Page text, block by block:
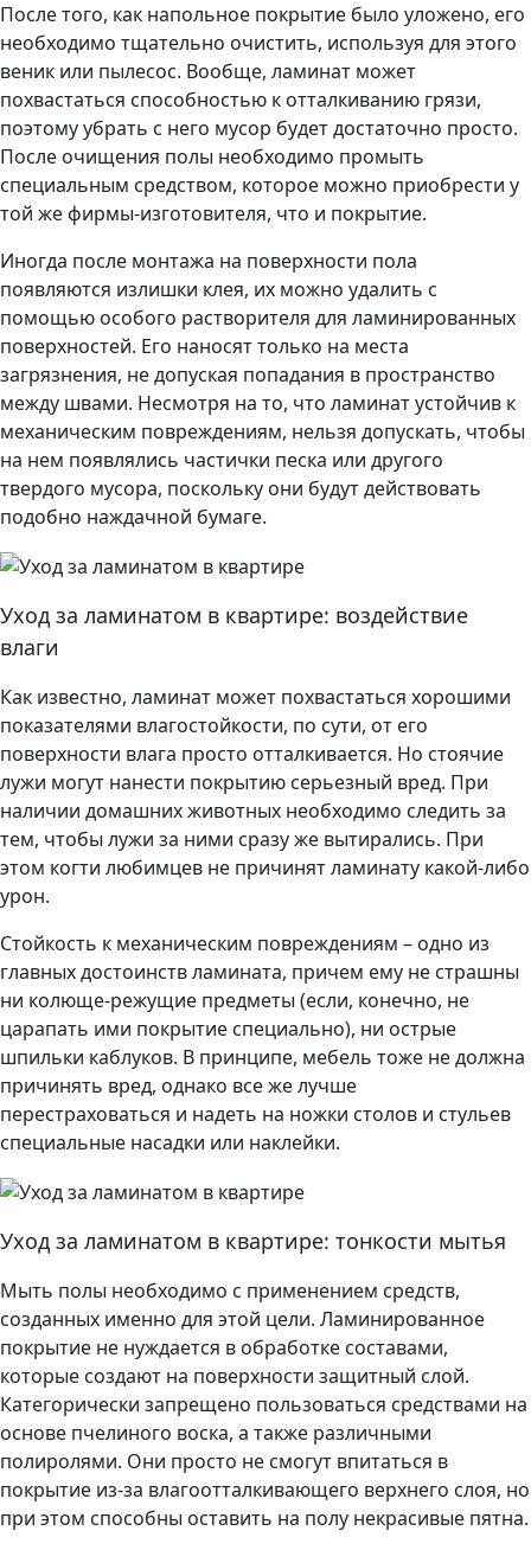
После того, как напольное покрытие было уложено, его
необходимо тщательно очистить, используя для этого
веник или пылесос. Вообще, ламинат может
похвастаться способностью к отталкиванию грязи,
поэтому убрать с него мусор будет достаточно просто.
После очищения полы необходимо промыть
специальным средством, которое можно приобрести у
той же фирмы-изготовителя, что и покрытие.
Иногда после монтажа на поверхности пола
появляются излишки клея, их можно удалить с
помощью особого растворителя для ламинированных
поверхностей. Его наносят только на места
загрязнения, не допуская попадания в пространство
между швами. Несмотря на то, что ламинат устойчив к
механическим повреждениям, нельзя допускать, чтобы
на нем появлялись частички песка или другого
твердого мусора, поскольку они будут действовать
подобно наждачной бумаге.
Уход за ламинатом в квартире: воздействие
влаги
Как известно, ламинат может похвастаться хорошими
показателями влагостойкости, по сути, от его
поверхности влага просто отталкивается. Но стоячие
лужи могут нанести покрытию серьезный вред. При
наличии домашних животных необходимо следить за
тем, чтобы лужи за ними сразу же вытирались. При
этом когти любимцев не причинят ламинату какой-либо
урон.
Стойкость к механическим повреждениям – одно из
главных достоинств ламината, причем ему не страшны
ни колюще-режущие предметы (если, конечно, не
царапать ими покрытие специально), ни острые
шпильки каблуков. В принципе, мебель тоже не должна
причинять вред, однако все же лучше
перестраховаться и надеть на ножки столов и стульев
специальные насадки или наклейки.
Уход за ламинатом в квартире: тонкости мытья
Мыть полы необходимо с применением средств,
созданных именно для этой цели. Ламинированное
покрытие не нуждается в обработке составами,
которые создают на поверхности защитный слой.
Категорически запрещено пользоваться средствами на
основе пчелиного воска, а также различными
полиролями. Они просто не смогут впитаться в
покрытие из-за влагоотталкивающего верхнего слоя, но
при этом способны оставить на полу некрасивые пятна.